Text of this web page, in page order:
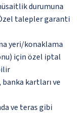
durumuna
talepler garanti
yeri/konaklama
için özel iptal
kartları ve
ve teras gibi